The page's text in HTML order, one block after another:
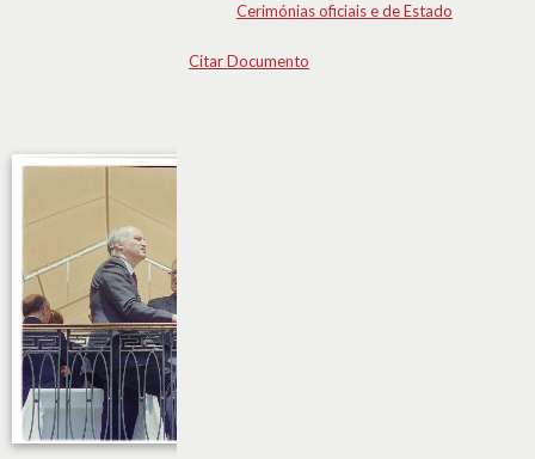
Cerimónias oficiais e de Estado
Citar Documento